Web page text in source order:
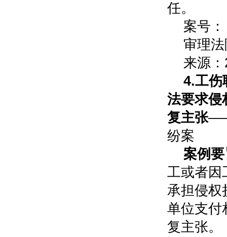
任。
案号
审理
来源
4.工伤
法要求侵
复主张
纷案
案例
工或者因
承担侵权
单位支付
复主张。